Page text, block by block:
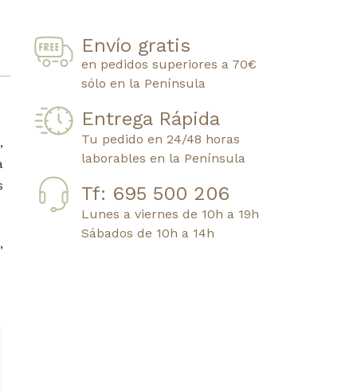
,
Envío gratis
en pedidos superiores a 70€
sólo en la Península
Entrega Rápida
Tu pedido en 24/48 horas
laborables en la Península
Tf: 695 500 206
Lunes a viernes de 10h a 19h
Sábados de 10h a 14h